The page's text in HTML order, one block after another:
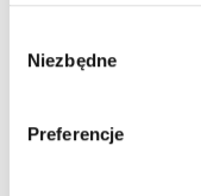
zgody
Niezbędne
Preferencje